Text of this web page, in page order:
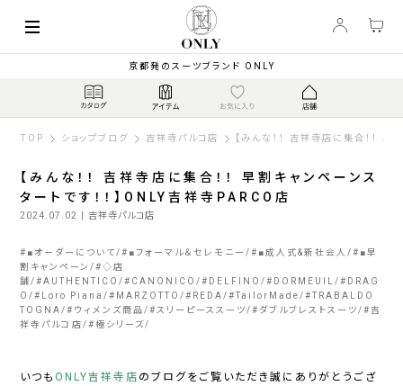
京都発のスーツブランド ONLY
TOP ショップブログ 吉祥寺パルコ店 【みんな！！ 吉祥寺店に集合！！
【みんな！！ 吉祥寺店に集合！！ 早割キャンペーンス
タートです！！】ONLY吉祥寺PARCO店
2024.07.02 | 吉祥寺パルコ店
# ■オーダーについて # ■フォーマル＆セレモニー # ■成人式&新社会人 # ■早
割キャンペーン #◇店
舗 #AUTHENTICO # CANONICO # DELFINO # DORMEUIL # DRAG
O # Loro Piana # MARZOTTO # REDA #TailorMade #TRABALDO
TOGNA # ウィメンズ商品 # スリーピーススーツ # ダブルブレストスーツ #吉
祥寺パルコ店 #極シリーズ
いつもONLY吉祥寺店 のブログをご覧いただき誠にありがとうござ